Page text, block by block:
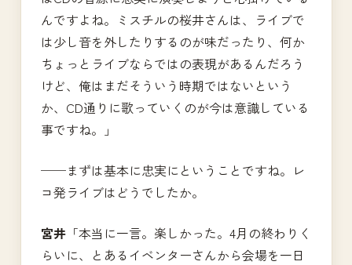
んですよね。ミスチルの桜井さんは、ライブで
は少し音を外したりするのが味だったり、何か
ちょっとライブならではの表現があるんだろう
けど、俺はまだそういう時期ではないという
か、CD通りに歌っていくのが今は意識している
事ですね。」
──まずは基本に忠実にということですね。レ
コ発ライブはどうでしたか。
宮井 「本当に一言。楽しかった。4月の終わりく
らいに、とあるイベンターさんから会場を一日